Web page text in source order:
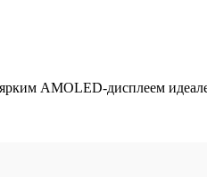
AMOLED-дисплеем